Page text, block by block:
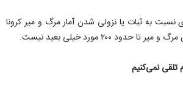
نسبت به ثبات یا نزولی شدن آمار مرگ و میر کرونا
۲۰۰ مورد خیلی بعید نیست.
نمی‌‌کنیم